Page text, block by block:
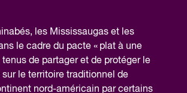
les Mississaugas et les
le cadre du pacte « plat à une
de partager et de protéger le
le territoire traditionnel de
nord-américain par certains